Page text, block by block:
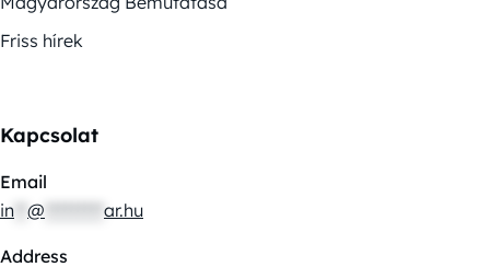
Friss hírek
Kapcsolat
Email
in @ ar.hu
Address